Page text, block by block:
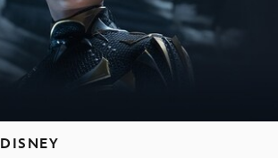
DISNEY